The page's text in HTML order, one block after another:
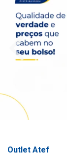
Outlet Atef